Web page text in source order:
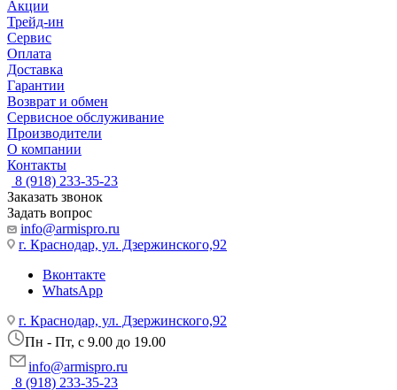
Акции
Трейд-ин
Сервис
Оплата
Доставка
Гарантии
Возврат и обмен
Сервисное обслуживание
Производители
О компании
Контакты
8 (918) 233-35-23
Заказать звонок
Задать вопрос
info@armispro.ru
г. Краснодар, ул. Дзержинского,92
Вконтакте
WhatsApp
г. Краснодар, ул. Дзержинского,92
Пн - Пт, c 9.00 до 19.00
info@armispro.ru
8 (918) 233-35-23